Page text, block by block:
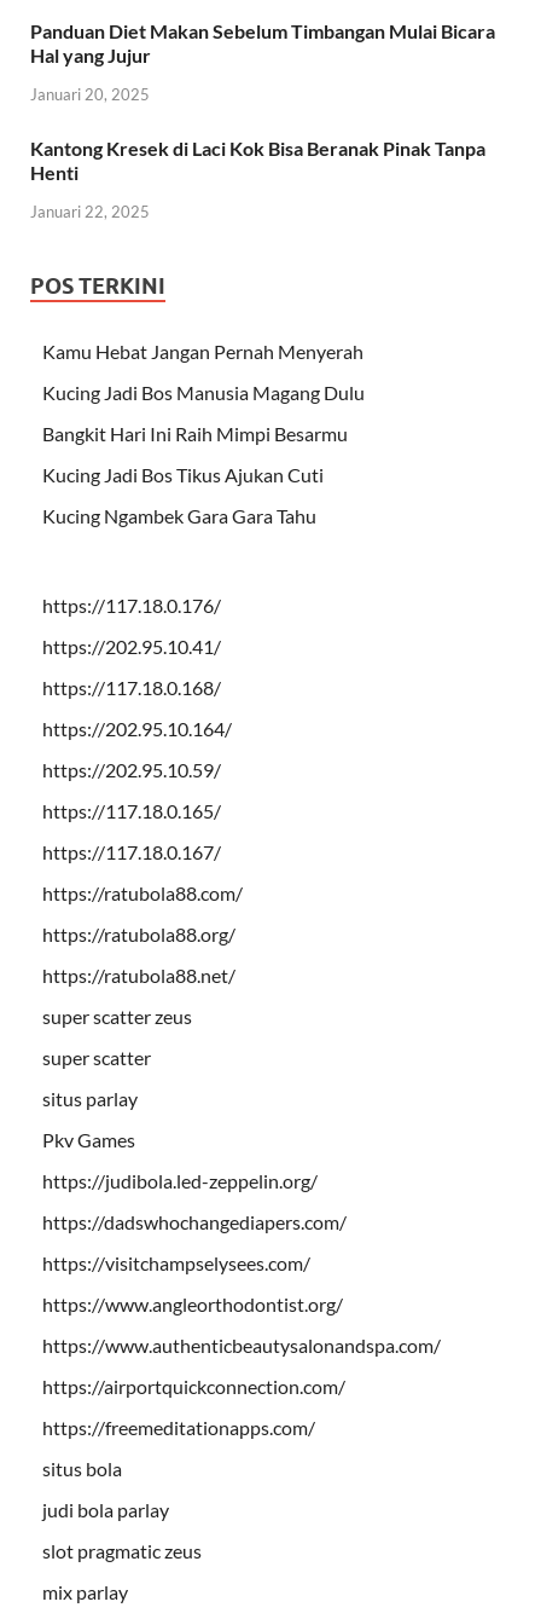
Panduan Diet Makan Sebelum Timbangan Mulai Bicara
Hal yang Jujur
Januari 20, 2025
Kantong Kresek di Laci Kok Bisa Beranak Pinak Tanpa
Henti
Januari 22, 2025
POS TERKINI
Kamu Hebat Jangan Pernah Menyerah
Kucing Jadi Bos Manusia Magang Dulu
Bangkit Hari Ini Raih Mimpi Besarmu
Kucing Jadi Bos Tikus Ajukan Cuti
Kucing Ngambek Gara Gara Tahu
https://117.18.0.176/
https://202.95.10.41/
https://117.18.0.168/
https://202.95.10.164/
https://202.95.10.59/
https://117.18.0.165/
https://117.18.0.167/
https://ratubola88.com/
https://ratubola88.org/
https://ratubola88.net/
super scatter zeus
super scatter
situs parlay
Pkv Games
https://judibola.led-zeppelin.org/
https://dadswhochangediapers.com/
https://visitchampselysees.com/
https://www.angleorthodontist.org/
https://www.authenticbeautysalonandspa.com/
https://airportquickconnection.com/
https://freemeditationapps.com/
situs bola
judi bola parlay
slot pragmatic zeus
mix parlay